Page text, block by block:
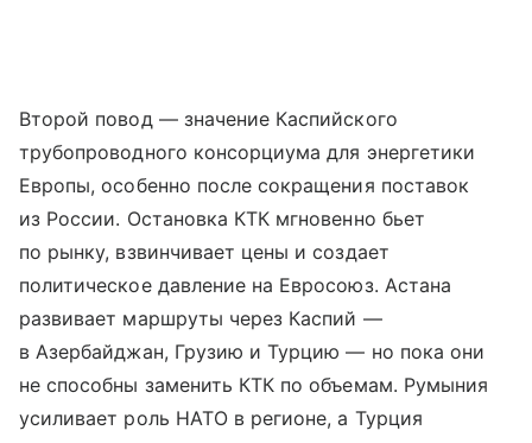
Второй повод — значение Каспийского
трубопроводного консорциума для энергетики
Европы, особенно после сокращения поставок
из России. Остановка КТК мгновенно бьет
по рынку, взвинчивает цены и создает
политическое давление на Евросоюз. Астана
развивает маршруты через Каспий —
в Азербайджан, Грузию и Турцию — но пока они
не способны заменить КТК по объемам. Румыния
усиливает роль НАТО в регионе, а Турция